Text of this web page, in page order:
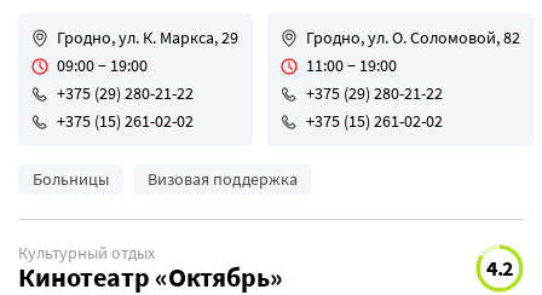
Гродно, ул. К. Маркса, 29
09:00 − 19:00
+375 (29) 280-21-22
+375 (15) 261-02-02
Гродно, ул. О. Соломовой, 82
11:00 − 19:00
+375 (29) 280-21-22
+375 (15) 261-02-02
Больницы Визовая поддержка
4.2
Культурный отдых
Кинотеатр «Октябрь»